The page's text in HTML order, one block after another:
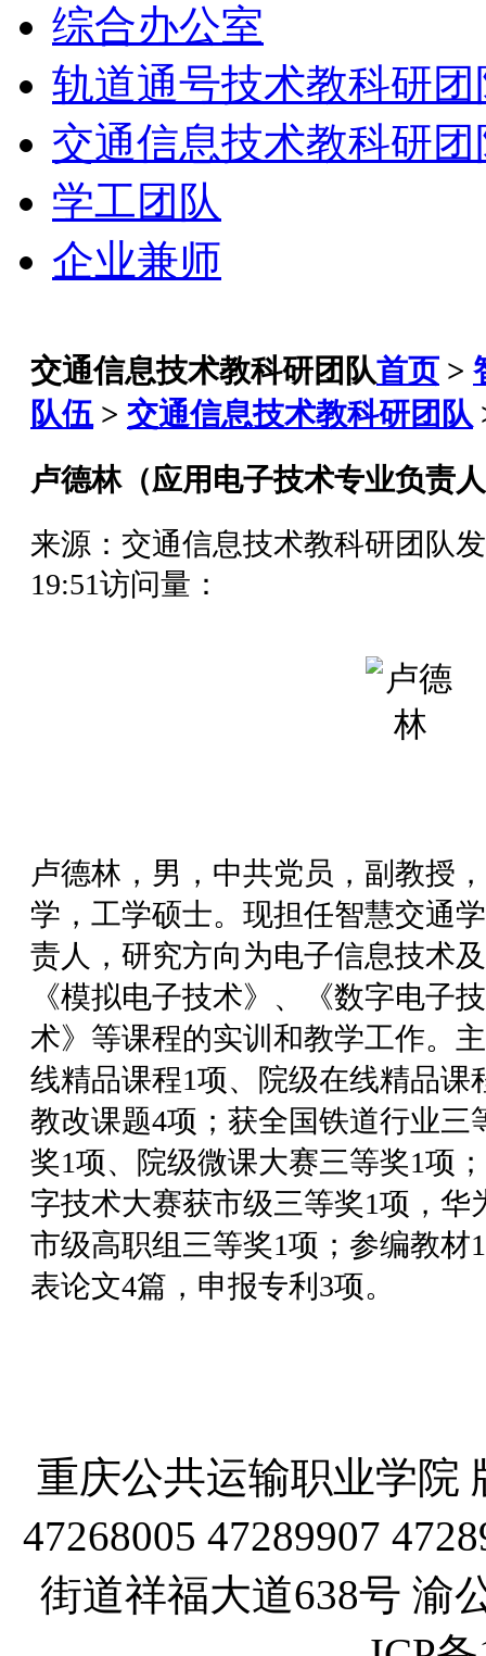
综合办公室
轨道通号技术教科研团
交通信息技术教科研团
学工团队
企业兼师
交通信息技术教科研团队首页 >
队伍 > 交通信息技术教科研团队
卢德林（应用电子技术专业负责
来源：交通信息技术教科研团队
19:51访问量：
卢德林，男，中共党员，副教授
学，工学硕士。现担任智慧交通
责人，研究方向为电子信息技术
《模拟电子技术》、《数字电子
术》等课程的实训和教学工作。
线精品课程1项、院级在线精品课
教改课题4项；获全国铁道行业三
奖1项、院级微课大赛三等奖1项
字技术大赛获市级三等奖1项，华
市级高职组三等奖1项；参编教材
表论文4篇，申报专利3项。
重庆公共运输职业学院
47268005 47289907
街道祥福大道638号 渝